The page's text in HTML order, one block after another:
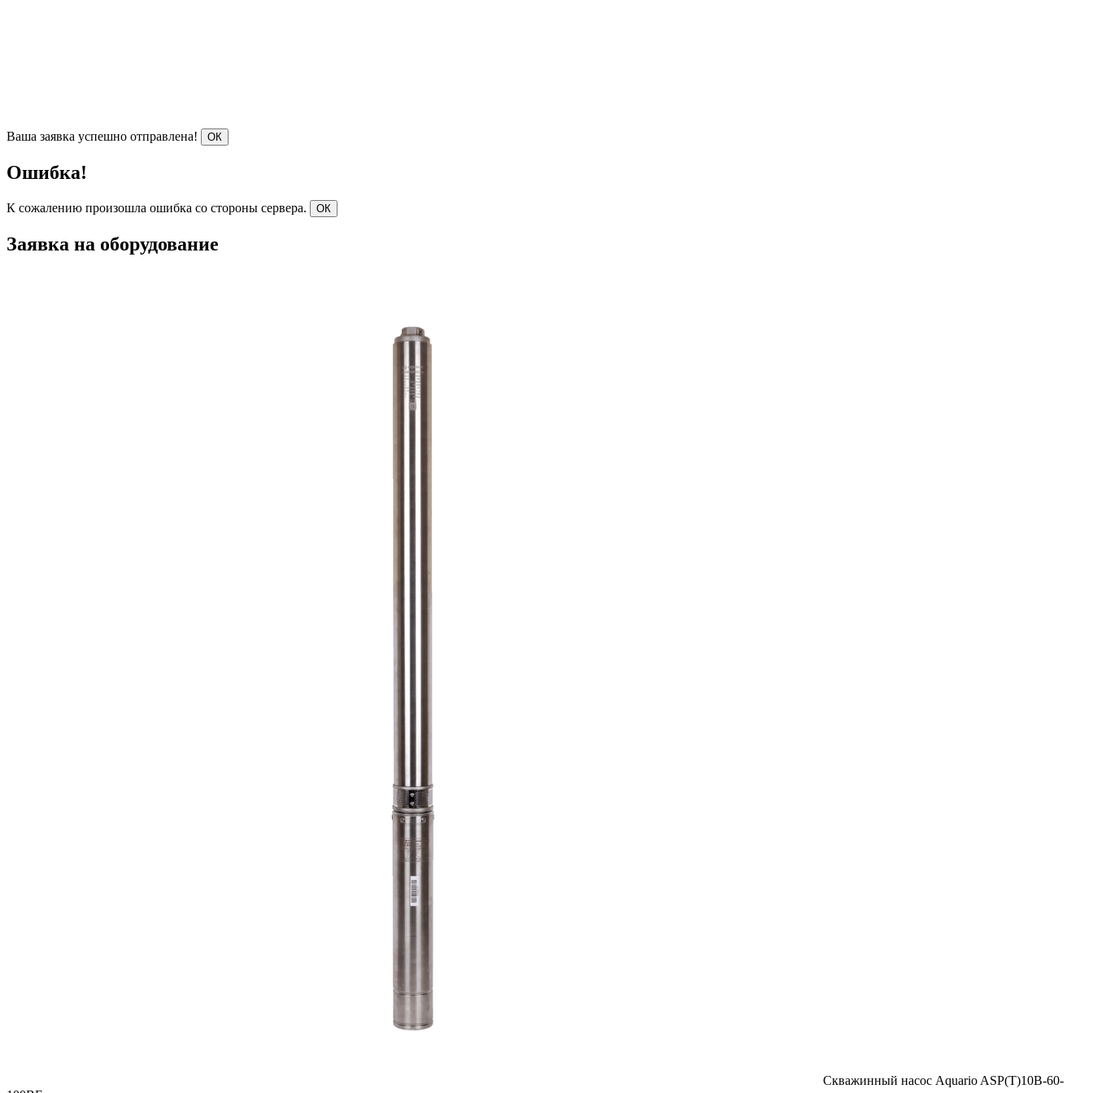
Ваша заявка успешно отправлена! ОК
Ошибка!
К сожалению произошла ошибка со стороны сервера. ОК
Заявка на оборудование
Скважинный насос Aquario ASP(T)10B-60-